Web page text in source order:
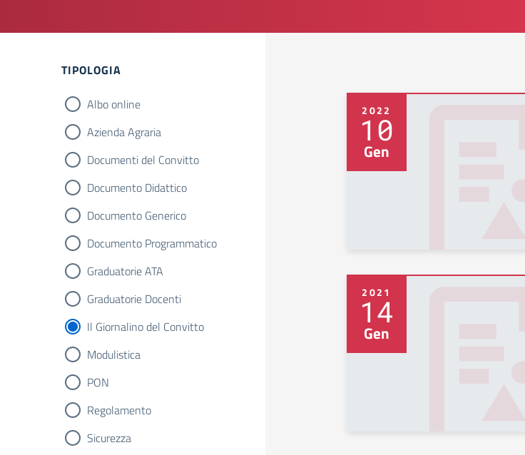
Filtri
TIPOLOGIA
Albo online
Azienda Agraria
Documenti del Convitto
Documento Didattico
Documento Generico
Documento Programmatico
Graduatorie ATA
Graduatorie Docenti
Il Giornalino del Convitto
Modulistica
PON
Regolamento
Sicurezza
2022
10
Gen
2021
14
Gen